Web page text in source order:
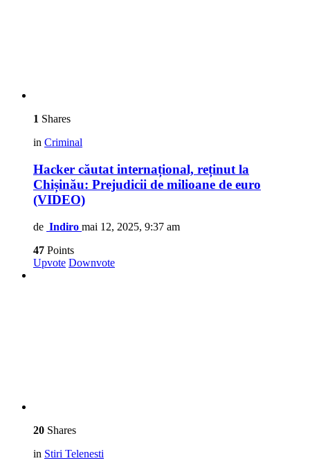
1 Shares
in Criminal
Hacker căutat internațional, reținut la
Chișinău: Prejudicii de milioane de euro
(VIDEO)
de Indiro mai 12, 2025, 9:37 am
47 Points
Upvote Downvote
20 Shares
in Stiri Telenesti